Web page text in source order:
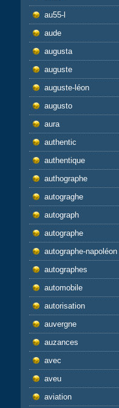
au55-l
aude
augusta
auguste
auguste-léon
augusto
aura
authentic
authentique
authographe
autograghe
autograph
autographe
autographe-napoléon
autographes
automobile
autorisation
auvergne
auzances
avec
aveu
aviation